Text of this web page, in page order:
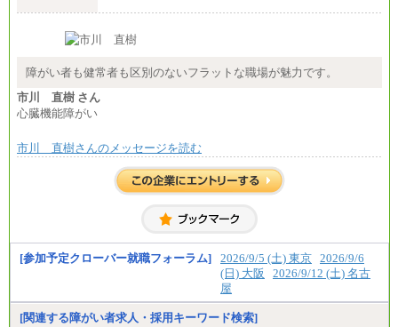
※経験・年齢などを考慮のうえ、当社規程により優
※業務内容・勤務形態に応じて、上記給与の範囲内
※試用期間中も給与に変更はございません
障がい者も健常者も区別のないフラットな職場が魅力です。
市川 直樹 さん
心臓機能障がい
市川 直樹さんのメッセージを読む
[参加予定クローバー就職フォーラム] 2026/9/5 (土) 東京 2026/9/6
(日) 大阪
2026/9/12 (土) 名古
屋
[関連する障がい者求人・採用キーワード検索]